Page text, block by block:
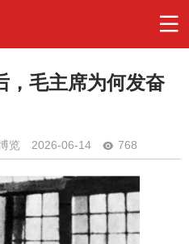
，毛主席为何发奋
览 2026-06-14 768